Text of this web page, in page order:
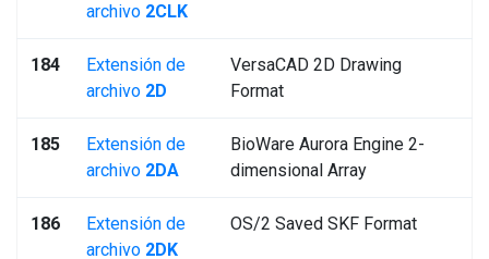
archivo 2CLK
184
Extensión de
archivo 2D
VersaCAD 2D Drawing
Format
185
Extensión de
archivo 2DA
BioWare Aurora Engine 2-
dimensional Array
186
Extensión de
archivo 2DK
OS/2 Saved SKF Format